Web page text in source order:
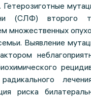
(СЛФ) второго
множественных
Выявление
риска